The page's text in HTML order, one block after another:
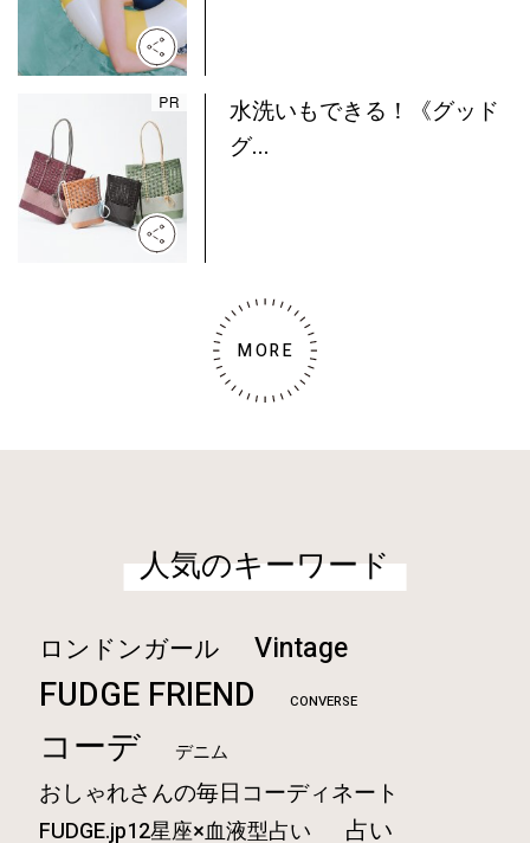
水洗いもできる！《グッド
グ...
MORE
人気のキーワード
ロンドンガール Vintage
FUDGE FRIEND CONVERSE
コーデ デニム
おしゃれさんの毎日コーディネート
FUDGE.jp12星座×血液型占い 占い